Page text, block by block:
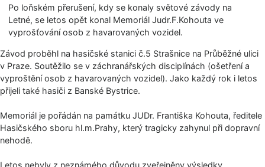
Po loňském přerušení, kdy se konaly světové závody na
Letné, se letos opět konal Memoriál Judr.F.Kohouta ve
vyprošťování osob z havarovaných vozidel.
Závod proběhl na hasičské stanici č.5 Strašnice na Průběžné ulici
v Praze. Soutěžilo se v záchranářských disciplínách (ošetření a
vyproštění osob z havarovaných vozidel). Jako každý rok i letos
přijeli také hasiči z Banské Bystrice.
Memoriál je pořádán na památku JUDr. Františka Kohouta, ředitele
Hasičského sboru hl.m.Prahy, který tragicky zahynul při dopravní
nehodě.
Letos nebyly z neznámého důvodu zveřejněny výsledky